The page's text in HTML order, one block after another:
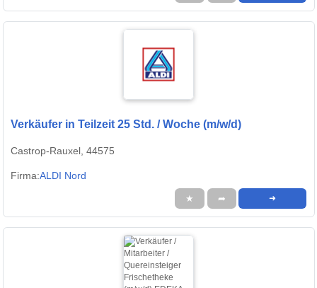
Verkäufer in Teilzeit 25 Std. / Woche (m/w/d)
Castrop-Rauxel, 44575
Firma:ALDI Nord
★ ➦ ➜